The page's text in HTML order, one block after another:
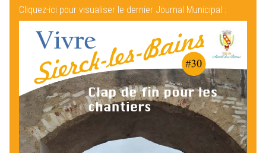
Cliquez-ici pour visualiser le dernier Journal Municipal :